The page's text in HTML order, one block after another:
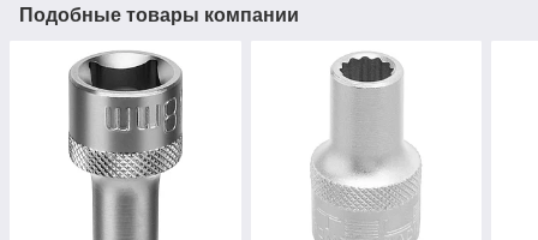
Подобные товары компании